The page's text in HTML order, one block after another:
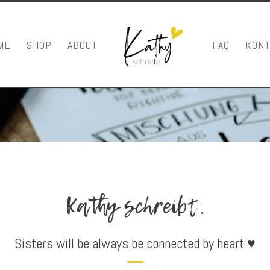
SHOP ABOUT FAQ
Kathy schreibt.
Sisters will be always be connected by heart ♥